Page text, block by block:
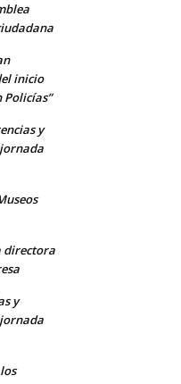
inicio
y
directora
y